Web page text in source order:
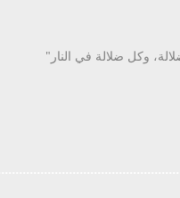
وكل ضلالة في النار"